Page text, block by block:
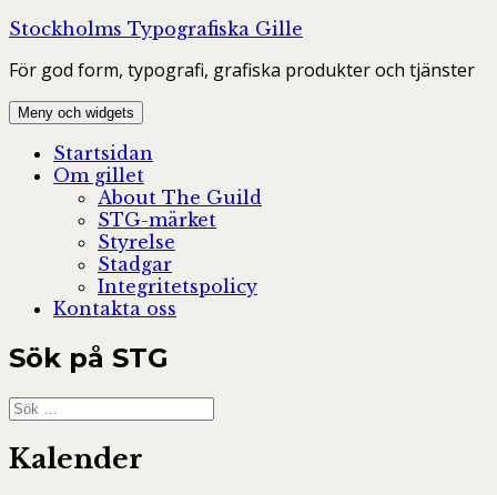
Hoppa
innehåll
Stockholms Typografiska Gille
För god form, typografi, grafiska produkter och tjänster
Meny och widgets
Startsidan
Om gillet
About The Guild
STG-märket
Styrelse
Stadgar
Integritetspolicy
Kontakta oss
Sök på STG
Sök
efter:
Kalender